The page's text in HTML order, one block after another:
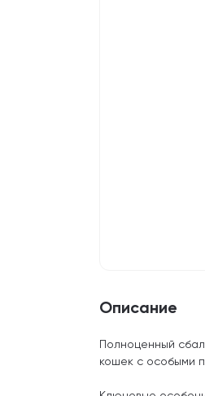
Описание
Полноценный
кошек с особыми